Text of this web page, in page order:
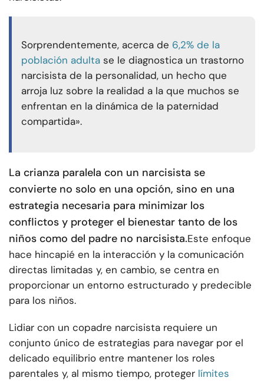
Sorprendentemente, acerca de 6,2% de la
población adulta se le diagnostica un trastorno
narcisista de la personalidad, un hecho que
arroja luz sobre la realidad a la que muchos se
enfrentan en la dinámica de la paternidad
compartida».
La crianza paralela con un narcisista se
convierte no solo en una opción, sino en una
estrategia necesaria para minimizar los
conflictos y proteger el bienestar tanto de los
niños como del padre no narcisista.Este enfoque
hace hincapié en la interacción y la comunicación
directas limitadas y, en cambio, se centra en
proporcionar un entorno estructurado y predecible
para los niños.
Lidiar con un copadre narcisista requiere un
conjunto único de estrategias para navegar por el
delicado equilibrio entre mantener los roles
parentales y, al mismo tiempo, proteger límites